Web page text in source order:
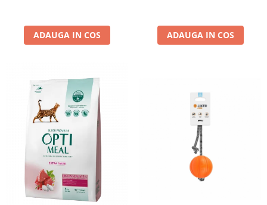
ADAUGA IN COS ADAUGA IN COS